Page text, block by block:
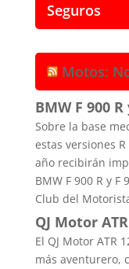
Seguros
Motos:
BMW F 900 R
Sobre la base
estas versiones
año recibirán
BMW F 900 R y
Club del
QJ Motor
El QJ Motor ATR
más aventurero,